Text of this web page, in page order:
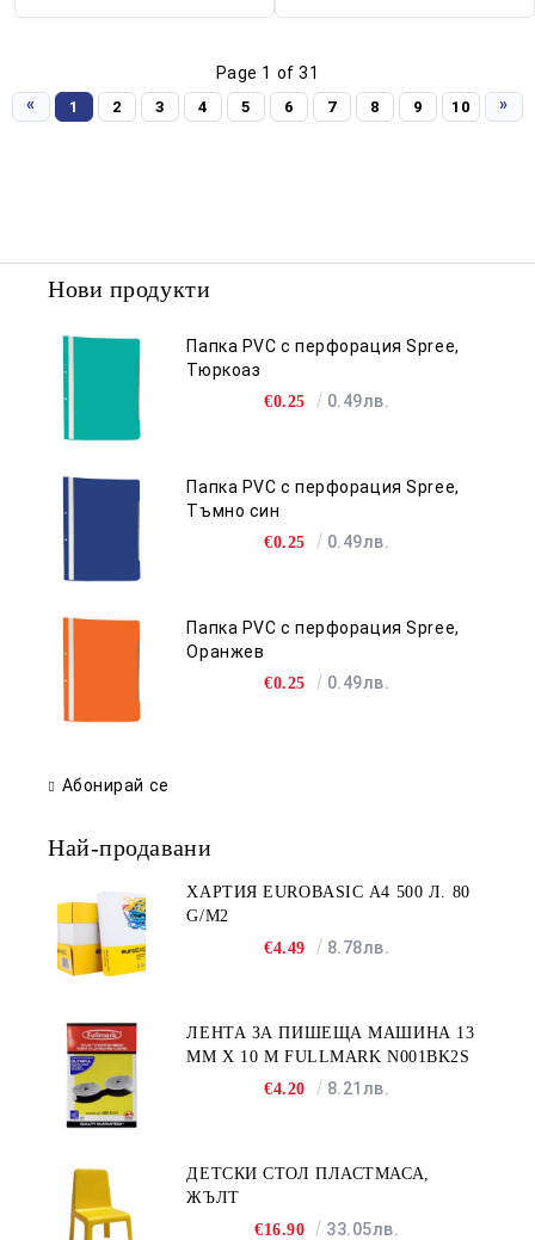
Page 1 of 31
«
1 2 3 4 5 6 7 8 9 10 »
Нови продукти
Папка PVC с перфорация Spree,
Тюркоаз
€0.25 0.49лв.
Папка PVC с перфорация Spree,
Тъмно син
€0.25 0.49лв.
Папка PVC с перфорация Spree,
Оранжев
€0.25 0.49лв.
Абонирай се
Най-продавани
ХАРТИЯ EUROBASIC А4 500 Л. 80
G/M2
€4.49
8.78лв.
ЛЕНТА ЗА ПИШЕЩА МАШИНА 13
MM X 10 M FULLMARK N001BK2S
€4.20
8.21лв.
ДЕТСКИ СТОЛ ПЛАСТМАСА,
ЖЪЛТ
€16.90
33.05лв.